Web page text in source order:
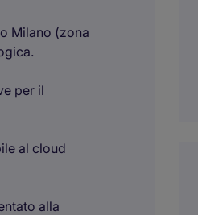
Milano (zona
per il
al cloud
alla